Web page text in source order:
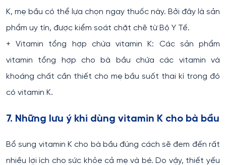
K, mẹ bầu có thể lựa chọn ngay thuốc này. Bởi đây là sản
phẩm uy tín, được kiểm soát chặt chẽ từ Bộ Y Tế.
+ Vitamin tổng hợp chứa vitamin K: Các sản phẩm
vitamin tổng hợp cho bà bầu chứa các vitamin và
khoáng chất cần thiết cho mẹ bầu suốt thai kì trong đó
có vitamin K.
7. Những lưu ý khi dùng vitamin K cho bà bầu
Bổ sung vitamin K cho bà bầu đúng cách sẽ đem đến rất
nhiều lợi ích cho sức khỏe cả mẹ và bé. Do vậy, thiết yếu